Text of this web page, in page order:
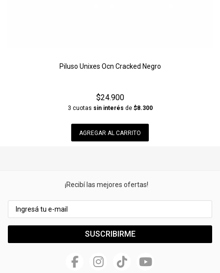
Piluso Unixes Ocn Cracked Negro
$24.900
3 cuotas sin interés de $8.300
AGREGAR AL CARRITO
¡Recibí las mejores ofertas!
SUSCRIBIRME